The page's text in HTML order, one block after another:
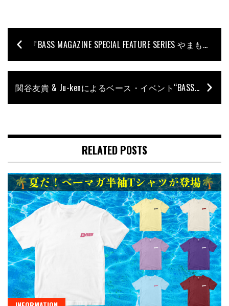
『BASS MAGAZINE SPECIAL FEATURE SERIES やまもとひかる』電子版の発売 & オンライン・イベントの開催が決定！【8月17日追記】
関谷友貴 & Ju-kenによるベース・イベント“BASS CREW Vol.3”に小野裕基（wacci）が出演！
RELATED POSTS